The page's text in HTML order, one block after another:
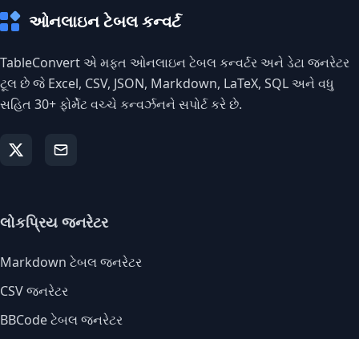
ઓનલાઇન ટેબલ કન્વર્ટ
TableConvert એ મફત ઓનલાઇન ટેબલ કન્વર્ટર અને ડેટા જનરેટર
ટૂલ છે જે Excel, CSV, JSON, Markdown, LaTeX, SQL અને વધુ
સહિત 30+ ફોર્મેટ વચ્ચે કન્વર્ઝનને સપોર્ટ કરે છે.
લોકપ્રિય જનરેટર
Markdown ટેબલ જનરેટર
CSV જનરેટર
BBCode ટેબલ જનરેટર